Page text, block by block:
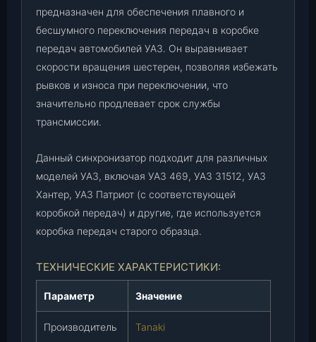
0
4
5
1
-
0
7
0
1
6
4
4
предназначен для обеспечения плавного и
бесшумного переключения передач в коробке
передач автомобилей УАЗ. Он выравнивает
скорости вращения шестерен, позволяя избежать
рывков и износа при переключении, что
значительно продлевает срок службы
трансмиссии.
Данный синхронизатор подходит для различных
моделей УАЗ, включая УАЗ 469, УАЗ 31512, УАЗ
Хантер, УАЗ Патриот (с соответствующей
коробкой передач) и другие, где используется
коробка передач старого образца.
ТЕХНИЧЕСКИЕ ХАРАКТЕРИСТИКИ:
Параметр Значение
Производитель Tanaki